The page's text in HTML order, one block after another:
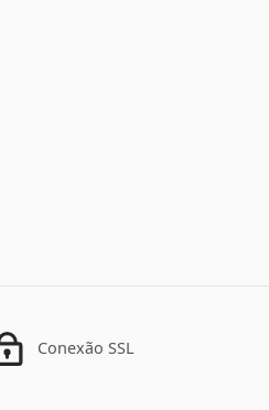
Conexão SSL